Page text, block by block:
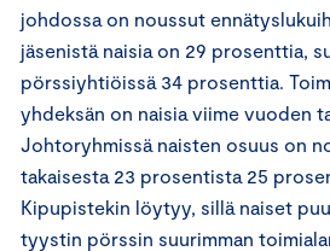
johdossa on noussut
jäsenistä naisia on 29 prosenttia,
pörssiyhtiöissä 34 prosenttia.
yhdeksän on naisia viime vuoden
Johtoryhmissä naisten osuus on
takaisesta 23 prosentista 25
Kipupistekin löytyy, sillä naiset
tyystin pörssin suurimman